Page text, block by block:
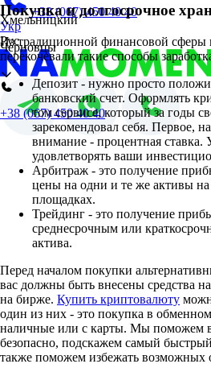
+38 (067) 450 40 40
Укр
Рус
Хмельницкий
Черновцы
+38 (067) 450 40 40
Покупка и долгосрочное
Из традиционной финансовой сферы
перекочевали такие способы
Депозит - нужно просто
банковский счет. Оформлять
том сервисе, который за годы
зарекомендовал себя. Первое,
внимание - процентная
удовлетворять ваши
Арбитраж - это получение
цены на одни и те же активы
площадках.
Трейдинг - это получение
среднесрочным или
актива.
Перед началом покупки
вас должны быть внесены средства
на бирже. Купить криптовалюту
один из них - это покупка в
наличные или с карты. Мы поможем
безопасно, подскажем самый
также поможем избежать возможных